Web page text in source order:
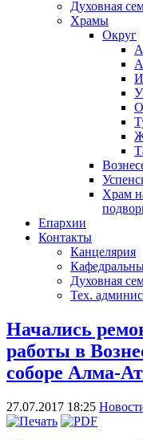
Духовная
Храмы
Округ
Храм
Епархии
Контакты
Канцелярия
Духовная
Тех.
Начались
работы в
соборе Алма-
27.07.2017 18:25